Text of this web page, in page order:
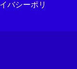
バシーポリ